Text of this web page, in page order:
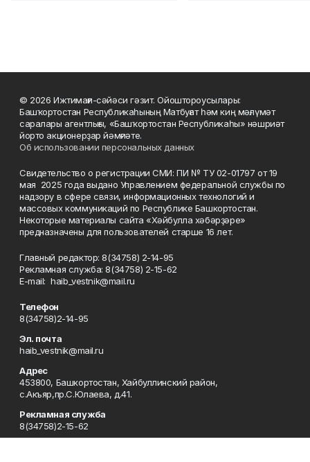
© 2026 Ижтимағи-сәйәси гәзит. Ойоштороусылары:
Башҡортостан Республикаһының Матбуғат һәм киң мәғлүмәт
саралары агентлығы, «Башҡортостан Республикаһы» нәшриәт
йорто акционерҙар йәмғиәте.
Об использовании персональных данных
Свидетельство о регистрации СМИ: ПИ № ТУ 02-01797 от 19
мая 2025 года выдано Управлением федеральной службы по
надзору в сфере связи, информационных технологий и
массовых коммуникаций по Республике Башкортостан.
Некоторые материалы сайта «Хәйбулла хәбәрҙәре»
предназначены для пользователей старше 16 лет.
Главный редактор: 8(34758) 2-14-95
Рекламная служба: 8(34758) 2-15-62
Е-mаil: haib_vestnik@mail.ru
Телефон
8(34758)2-14-95
Эл. почта
haib_vestnik@mail.ru
Адрес
453800, Башкортостан, Хайбуллинский район,
с.Акъяр,пр.С.Юлаева, д.41.
Рекламная служба
8(34758)2-15-62